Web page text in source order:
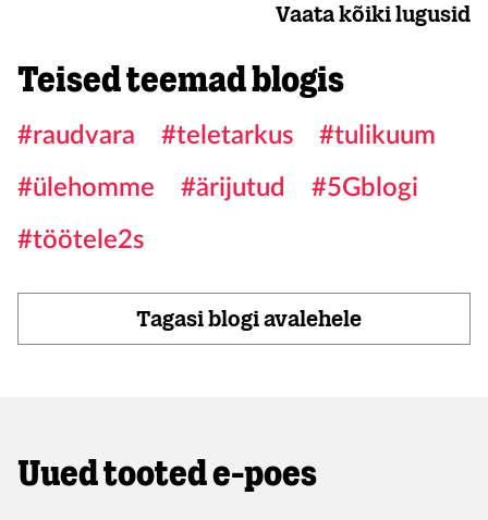
Vaata kõiki lugusid
Teised teemad blogis
#raudvara #teletarkus
#tulikuum
#ülehomme
#ärijutud
#5Gblogi
#töötele2s
Tagasi blogi avalehele
Uued tooted e-poes